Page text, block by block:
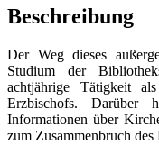
Erzbischof
von
Menge
Beschreibung
Der Weg dieses
Studium der
achtjährige Tätigkeit
Erzbischofs. Darüber
Informationen über
zum Zusammenbruch